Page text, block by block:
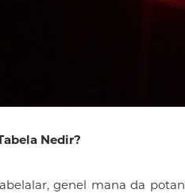
Tabela Nedir?
tabelalar, genel mana da